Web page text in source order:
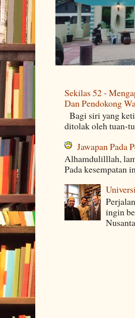
Sekilas 52 -
Dan Pendokong
Bagi siri yang
ditolak oleh tuan-
Jawapan Pada
Alhamdulilllah,
Pada kesempatan
ingin